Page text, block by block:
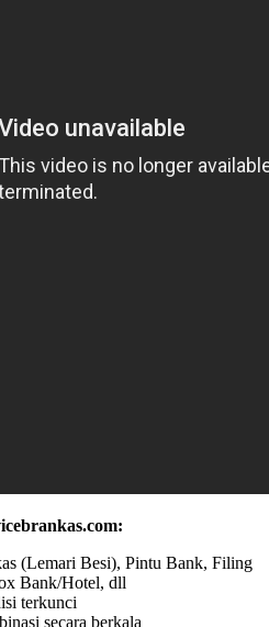
(Lemari Besi), Pintu Bank, Filing
Bank/Hotel, dll
terkunci
secara berkala